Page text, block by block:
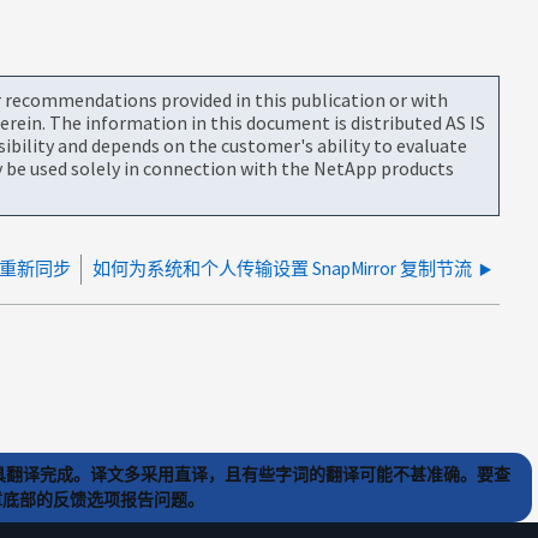
provided in this publication or with
The information in this document is distributed AS IS
and depends on the customer's ability to evaluate
used solely in connection with the NetApp products
新同步 如何为系统和个人传输设置 SnapMirror 复制节流
译完成。译文多采用直译，且有些字词的翻译可能不甚准确。要查
部的反馈选项报告问题。